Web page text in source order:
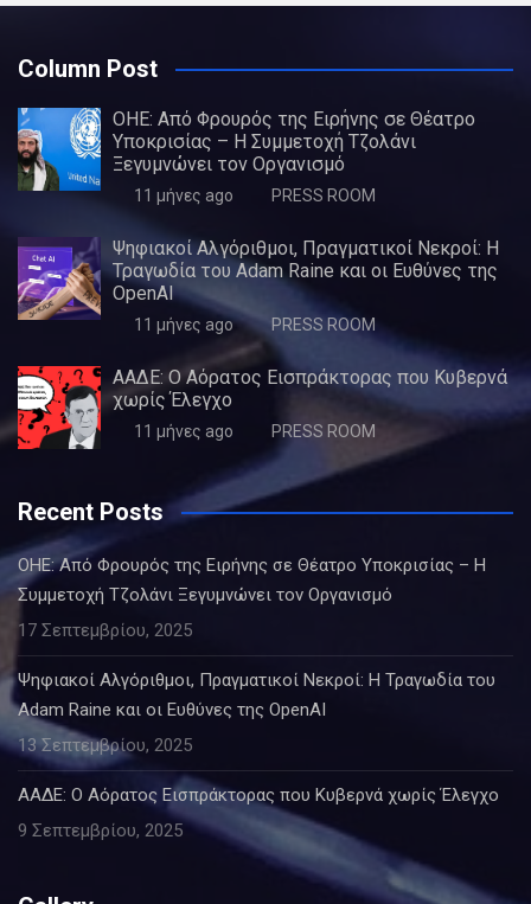
Column Post
ΟΗΕ: Από Φρουρός της Ειρήνης σε Θέατρο
Υποκρισίας – Η Συμμετοχή Τζολάνι
Ξεγυμνώνει τον Οργανισμό
11 μήνες ago PRESS ROOM
Ψηφιακοί Αλγόριθμοι, Πραγματικοί Νεκροί: Η
Τραγωδία του Adam Raine και οι Ευθύνες της
OpenAI
11 μήνες ago PRESS ROOM
ΑΑΔΕ: Ο Αόρατος Εισπράκτορας που Κυβερνά
χωρίς Έλεγχο
11 μήνες ago PRESS ROOM
Recent Posts
ΟΗΕ: Από Φρουρός της Ειρήνης σε Θέατρο Υποκρισίας – Η
Συμμετοχή Τζολάνι Ξεγυμνώνει τον Οργανισμό
17 Σεπτεμβρίου, 2025
Ψηφιακοί Αλγόριθμοι, Πραγματικοί Νεκροί: Η Τραγωδία του
Adam Raine και οι Ευθύνες της OpenAI
13 Σεπτεμβρίου, 2025
ΑΑΔΕ: Ο Αόρατος Εισπράκτορας που Κυβερνά χωρίς Έλεγχο
9 Σεπτεμβρίου, 2025